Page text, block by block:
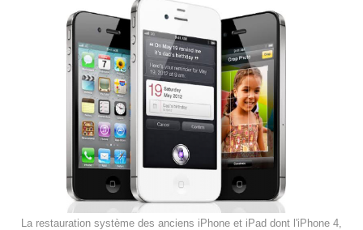
La restauration système des anciens iPhone et iPad dont l'iPhone 4,